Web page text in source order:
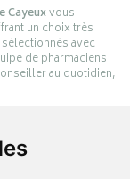
Cayeuxvous
un choix très
avec
de pharmaciens
au quotidien,
des milliers de